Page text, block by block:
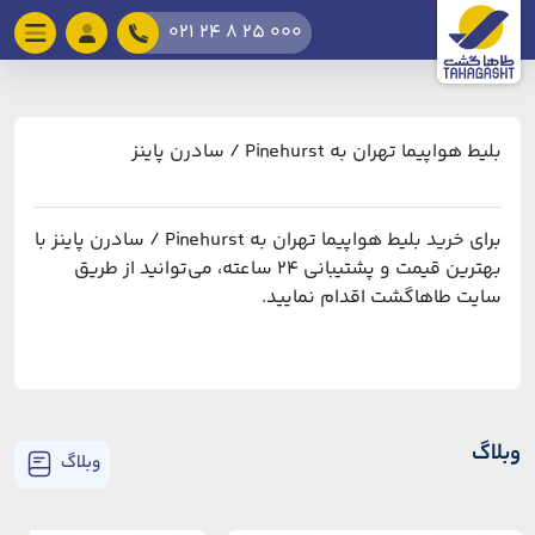
021 24 8 25 000
بلیط هواپیما تهران به Pinehurst / سادرن پاینز
برای خرید بلیط هواپیما تهران به Pinehurst / سادرن پاینز با
بهترین قیمت و پشتیبانی ۲۴ ساعته، می‌توانید از طریق
سایت طاهاگشت اقدام نمایید.
وبلاگ وبلاگ